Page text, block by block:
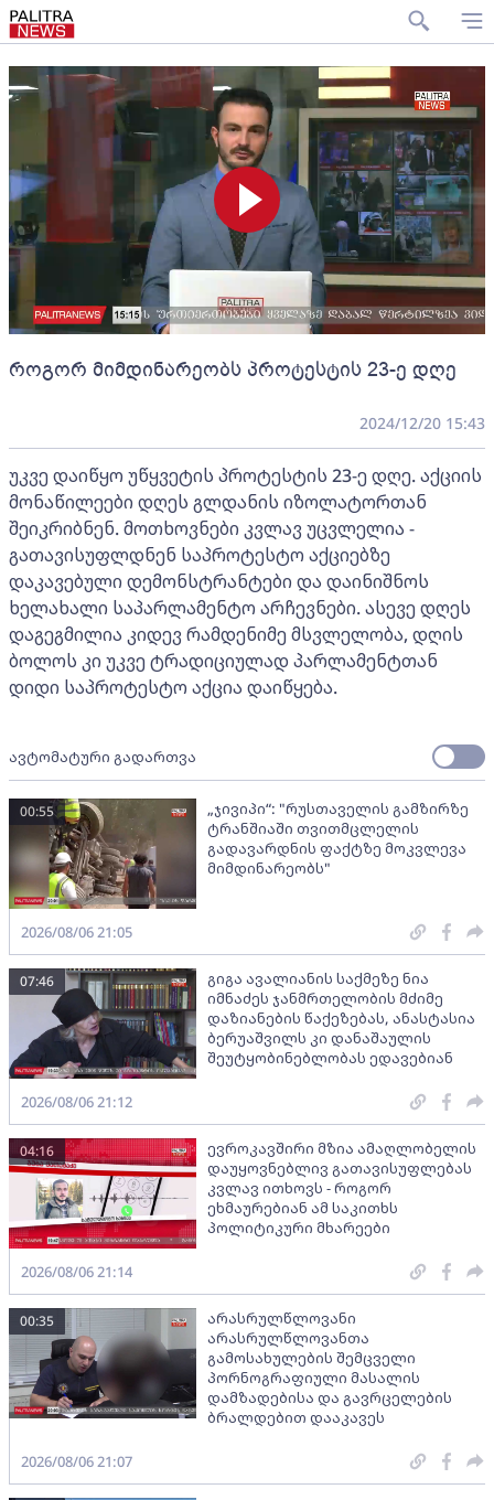
როგორ მიმდინარეობს პროტესტის 23-ე დღე
2024/12/20 15:43
უკვე დაიწყო უწყვეტის პროტესტის 23-ე დღე. აქციის
მონაწილეები დღეს გლდანის იზოლატორთან
შეიკრიბნენ. მოთხოვნები კვლავ უცვლელია -
გათავისუფლდნენ საპროტესტო აქციებზე
დაკავებული დემონსტრანტები და დაინიშნოს
ხელახალი საპარლამენტო არჩევნები. ასევე დღეს
დაგეგმილია კიდევ რამდენიმე მსვლელობა, დღის
ბოლოს კი უკვე ტრადიციულად პარლამენტთან
დიდი საპროტესტო აქცია დაიწყება.
ავტომატური გადართვა
„ჯივიპი“: "რუსთაველის გამზირზე
ტრანშიაში თვითმცლელის
გადავარდნის ფაქტზე მოკვლევა
მიმდინარეობს"
00:55
2026/08/06 21:05
გიგა ავალიანის საქმეზე ნია
იმნაძეს ჯანმრთელობის მძიმე
დაზიანების წაქეზებას, ანასტასია
ბერუაშვილს კი დანაშაულის
შეუტყობინებლობას ედავებიან
07:46
2026/08/06 21:12
ევროკავშირი მზია ამაღლობელის
დაუყოვნებლივ გათავისუფლებას
კვლავ ითხოვს - როგორ
ეხმაურებიან ამ საკითხს
პოლიტიკური მხარეები
04:16
2026/08/06 21:14
არასრულწლოვანი
არასრულწლოვანთა
გამოსახულების შემცველი
პორნოგრაფიული მასალის
დამზადებისა და გავრცელების
ბრალდებით დააკავეს
00:35
2026/08/06 21:07